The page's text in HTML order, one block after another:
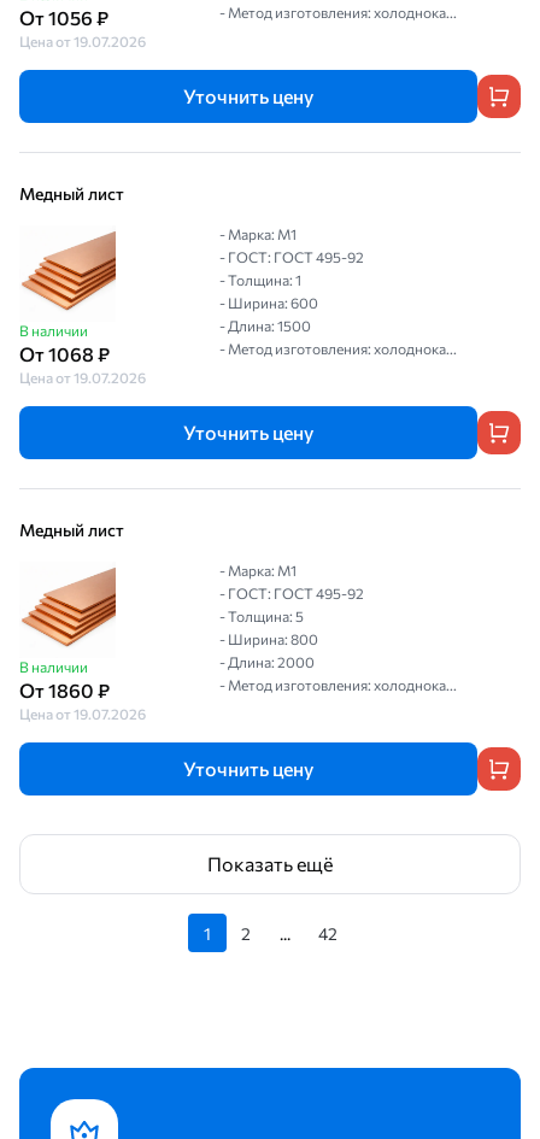
От 1056 ₽
Цена от 19.07.2026
- Метод изготовления: холоднока...
Уточнить цену
Медный лист
В наличии
От 1068 ₽
Цена от 19.07.2026
- Марка: М1
- ГОСТ: ГОСТ 495-92
- Толщина: 1
- Ширина: 600
- Длина: 1500
- Метод изготовления: холоднока...
Уточнить цену
Медный лист
В наличии
От 1860 ₽
Цена от 19.07.2026
- Марка: М1
- ГОСТ: ГОСТ 495-92
- Толщина: 5
- Ширина: 800
- Длина: 2000
- Метод изготовления: холоднока...
Уточнить цену
Показать ещё
1 2 ... 42